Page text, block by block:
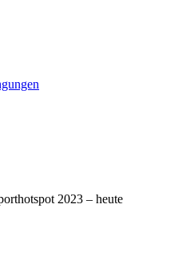
2023 – heute